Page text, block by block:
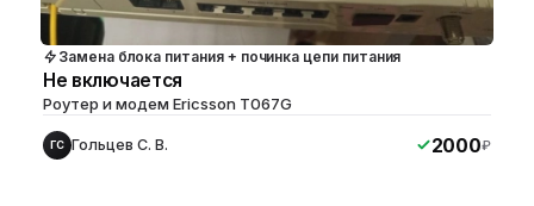
Замена блока питания + починка цепи питания
Не включается
Роутер и модем Ericsson T067G
ГС Гольцев С. В. 2000₽